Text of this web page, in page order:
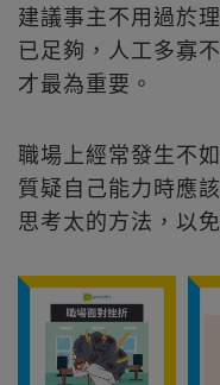
建議事主不用過於
已足夠，人工多寡
才最為重要。
職場上經常發生不
質疑自己能力時應
思考太的方法，以